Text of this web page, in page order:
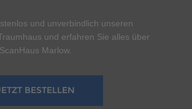
und unverbindlich unseren
und erfahren Sie alles über
ScanHaus Marlow.
BESTELLEN